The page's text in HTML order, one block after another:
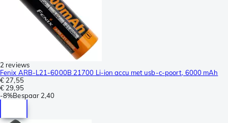
2 reviews
Fenix ARB-L21-6000B 21700 Li-ion accu met usb-c-poort, 6000 mAh
€ 27,55
€ 29,95
-8%Bespaar 2,40